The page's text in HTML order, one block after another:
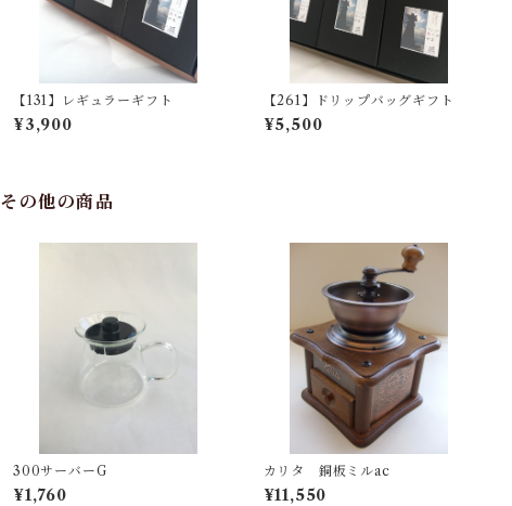
【131】レギュラーギフト
¥3,900
【261】ドリップバッグギフト
¥5,500
その他の商品
300サーバーG
¥1,760
カリタ 銅板ミルac
¥11,550